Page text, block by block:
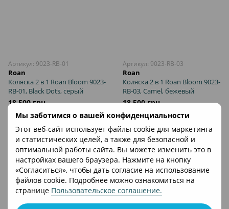
Мы заботимся о вашей конфиденциальности
Этот веб-сайт использует файлы cookie для маркетинга
и статистических целей, а также для безопасной и
оптимальной работы сайта. Вы можете изменить это в
настройках вашего браузера. Нажмите на кнопку
«Согласиться», чтобы дать согласие на использование
файлов cookie. Подробнее можно ознакомиться на
странице Пользовательское соглашение.
Артикул: 9023-RB-01
Roan
Коляска 2 в 1 Roan Bloom 9023-
RB-01, Black Dots, серый
18 500 грн
Артикул: 9023-RB-03
Roan
Коляска 2 в 1 Roan Bloom 9023-
RB-03, Camel, бежевый
18 500 грн